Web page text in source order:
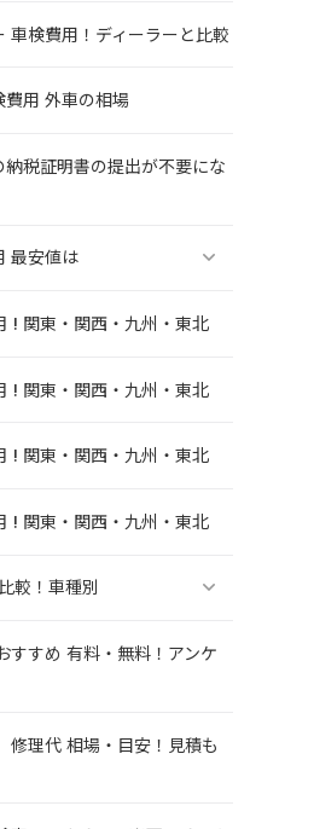
車検費用！ディーラーと比較
用 外車の相場
税証明書の提出が不要にな
最安値は
! 関東・関西・九州・東北
! 関東・関西・九州・東北
! 関東・関西・九州・東北
! 関東・関西・九州・東北
較！車種別
すすめ 有料・無料！アンケ
修理代 相場・目安！見積も